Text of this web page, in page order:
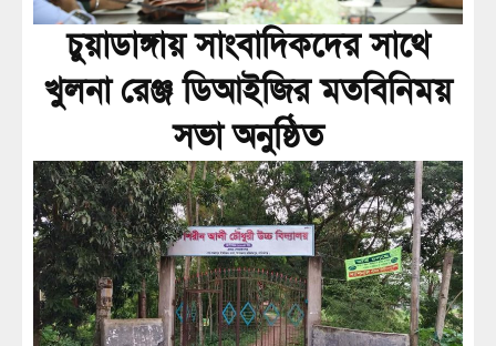
চুয়াডাঙ্গায় সাংবাদিকদের সাথে
খুলনা রেঞ্জ ডিআইজির মতবিনিময়
সভা অনুষ্ঠিত